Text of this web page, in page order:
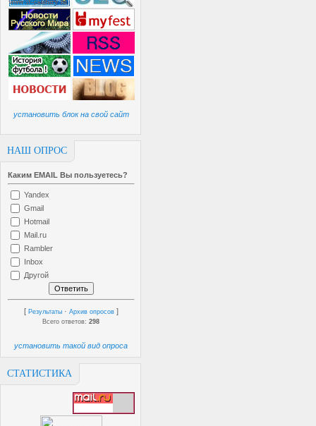
установить блок на свой сайт
НАШ ОПРОС
Каким EMAIL Вы пользуетесь?
Yandex
Gmail
Hotmail
Mail.ru
Rambler
Inbox
Другой
[ Результаты · Архив опросов ]
Всего ответов:298
установить такой вид опроса
СТАТИСТИКА